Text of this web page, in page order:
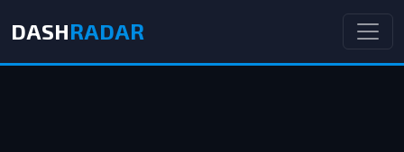
DASHRADAR